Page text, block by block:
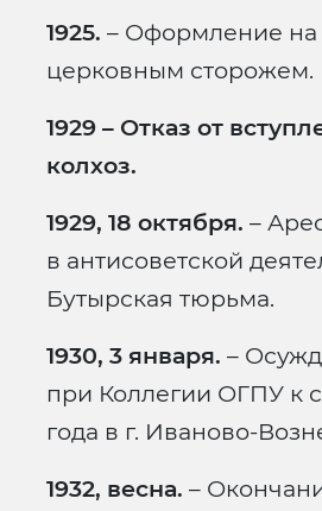
1925. – Оформление на
церковным сторожем.
1929 – Отказ от
колхоз.
1929, 18 октября. –
в антисоветской
Бутырская тюрьма.
1930, 3 января. –
при Коллегии ОГПУ к
года в г. Иваново-
1932, весна. –